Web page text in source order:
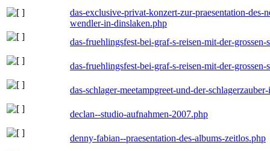
das-exclusive-privat-konzert-zur-praesentation-
wendler-in-dinslaken.php
das-fruehlingsfest-bei-graf-s-reisen-mit-der-
das-fruehlingsfest-bei-graf-s-reisen-mit-der-
das-schlager-meetampgreet-und-der-
declan--studio-aufnahmen-2007.php
denny-fabian--praesentation-des-albums-zeitlos.php